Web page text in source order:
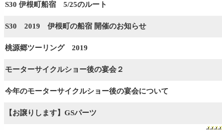
S30 伊根町船宿 5/25のルート
S30 2019 伊根町の船宿 開催のお知らせ
桃源郷ツーリング 2019
モーターサイクルショー後の宴会２
今年のモーターサイクルショー後の宴会について
【お譲りします】GSパーツ